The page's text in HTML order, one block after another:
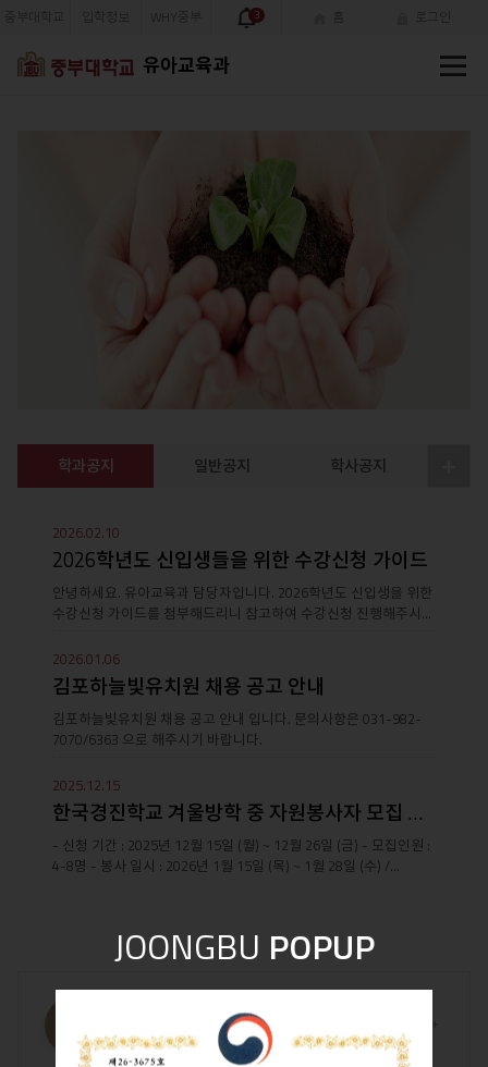
JOONGBU POPUP
유아교육과
중부대학교 입학정보 WHY중부 3 로그인
유아교육과
인류의 복지에 공헌하는 사람으
로 성장할 수 있도록 돕는 위대한
유아교사를 양성하고 있습니다.
학과공지
2026.02.10
2026학년도 신입생들을 위한 수강신청 가이드
안녕하세요. 유아교육과 담당자입니다. 2026학년도 신입생을 위한
수강신청 가이드를 첨부해드리니 참고하여 수강신청 진행해주시면
2026.01.06
김포하늘빛유치원 채용 공고 안내
김포하늘빛유치원 채용 공고 안내 입니다. 문의사항은 031-982-
7070/6363 으로 해주시기 바랍니다.
2025.12.15
한국경진학교 겨울방학 중 자원봉사자 모집 안내
- 신청 기간 : 2025년 12월 15일 (월) ~ 12월 26일 (금) - 모집인원 :
4-8명 - 봉사 일시 : 2026년 1월 15일 (목) ~ 1월 28일 (수) /
일반공지 학사공지
교육과정 안내